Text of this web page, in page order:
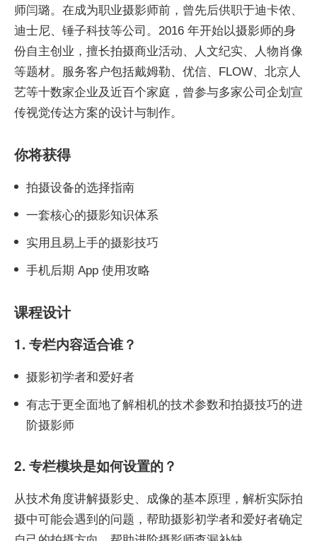
师闫璐。在成为职业摄影师前，曾先后供职于迪卡侬、
迪士尼、锤子科技等公司。2016 年开始以摄影师的身
份自主创业，擅长拍摄商业活动、人文纪实、人物肖像
等题材。服务客户包括戴姆勒、优信、FLOW、北京人
艺等十数家企业及近百个家庭，曾参与多家公司企划宣
传视觉传达方案的设计与制作。
你将获得
拍摄设备的选择指南
一套核心的摄影知识体系
实用且易上手的摄影技巧
手机后期 App 使用攻略
课程设计
1. 专栏内容适合谁？
摄影初学者和爱好者
有志于更全面地了解相机的技术参数和拍摄技巧的进
阶摄影师
2. 专栏模块是如何设置的？
从技术角度讲解摄影史、成像的基本原理，解析实际拍
摄中可能会遇到的问题，帮助摄影初学者和爱好者确定